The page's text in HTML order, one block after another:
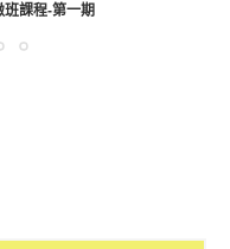
班課程-第一期